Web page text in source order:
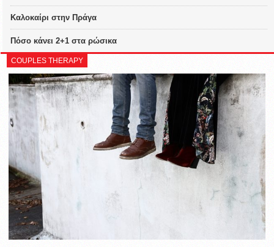
Καλοκαίρι στην Πράγα
Πόσο κάνει 2+1 στα ρώσικα
COUPLES THERAPY